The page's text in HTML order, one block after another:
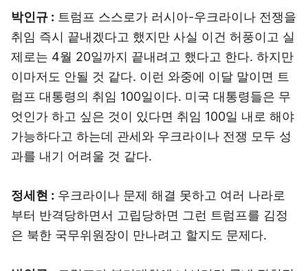
박인규 : 트럼프 스스로가 러시아-우크라이나 전쟁을
취임 즉시 끝내겠다고 했지만 사실 이건 허풍이고 실
제로는 4월 20일까지 끝내려고 했다고 한다. 하지만
이마저도 안될 것 같다. 이런 와중에 이달 말이면 트
럼프 대통령의 취임 100일이다. 미국 대통령들은 무
엇인가 하고 싶은 것이 있다면 취임 100일 내로 해야
가능하다고 하는데 관세와 우크라이나 전쟁 모두 성
과를 내기 어려울 것 같다.
정세현 : 우크라이나 문제 해결 못하고 여러 나라로
부터 반격당하면서 고립당하면 그런 트럼프를 김정
은 북한 국무위원장이 만나려고 할지도 문제다.